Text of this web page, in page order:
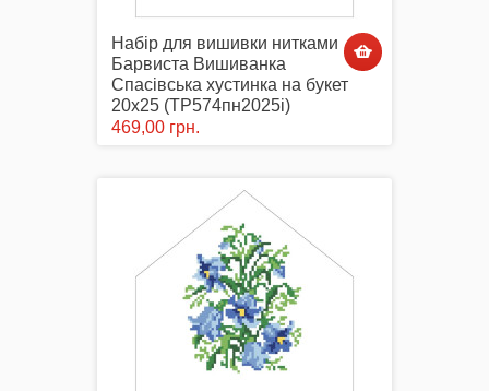
Набір для вишивки нитками
Барвиста Вишиванка
Спасівська хустинка на букет
20х25 (ТР574пн2025i)
469,00 грн.